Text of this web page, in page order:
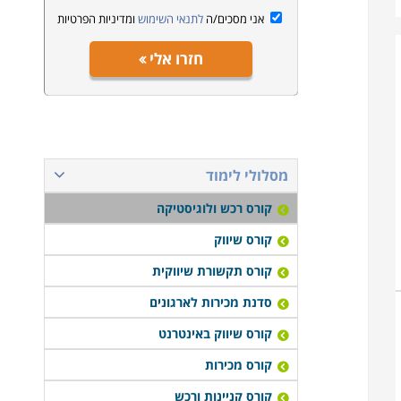
אני מסכים/הלתנאי השימוש ומדיניות הפרטיות
חזרו אלי
מסלולי לימוד
קורס רכש ולוגיסטיקה
קורס שיווק
קורס תקשורת שיווקית
סדנת מכירות לארגונים
קורס שיווק באינטרנט
קורס מכירות
קורס קניינות ורכש